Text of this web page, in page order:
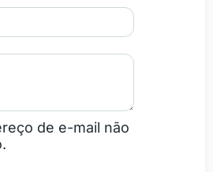
de e-mail não